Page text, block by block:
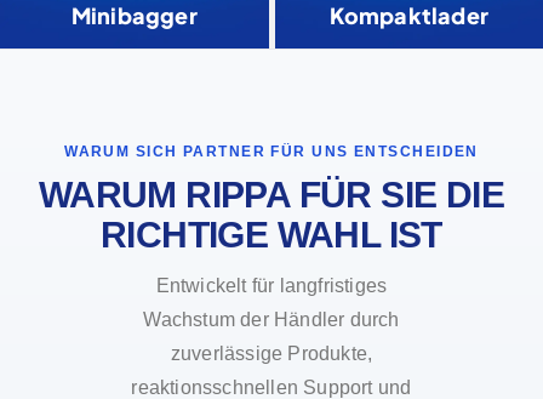
Minibagger Kompaktlader
WARUM SICH PARTNER FÜR UNS ENTSCHEIDEN
WARUM RIPPA FÜR SIE DIE
RICHTIGE WAHL IST
Entwickelt für langfristiges
Wachstum der Händler durch
zuverlässige Produkte,
reaktionsschnellen Support und